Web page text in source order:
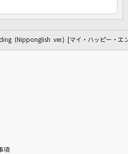
(Nipponglish ver.) [マイ・ハッピー・エ
項